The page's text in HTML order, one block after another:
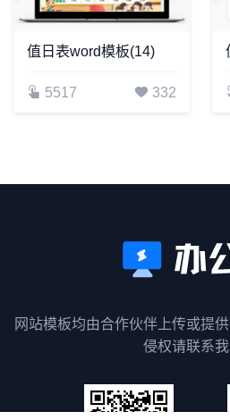
值日表word模板(14)
5517 332
网站模板均由合作伙伴上传或提
侵权请联系我